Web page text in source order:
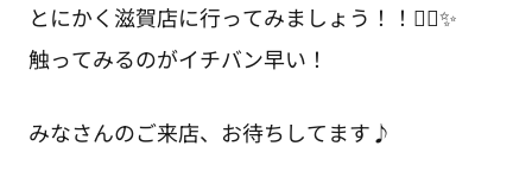
とにかく滋賀店に行ってみましょう！！✊🏻✨
触ってみるのがイチバン早い！
みなさんのご来店、お待ちしてます♪